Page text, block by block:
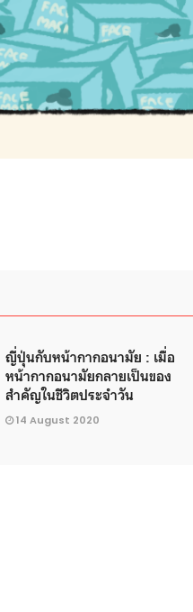
ญี่ปุ่นกับหน้ากากอนามัย : เมื่อ
หน้ากากอนามัยกลายเป็นของ
สำคัญในชีวิตประจำวัน
14 August 2020